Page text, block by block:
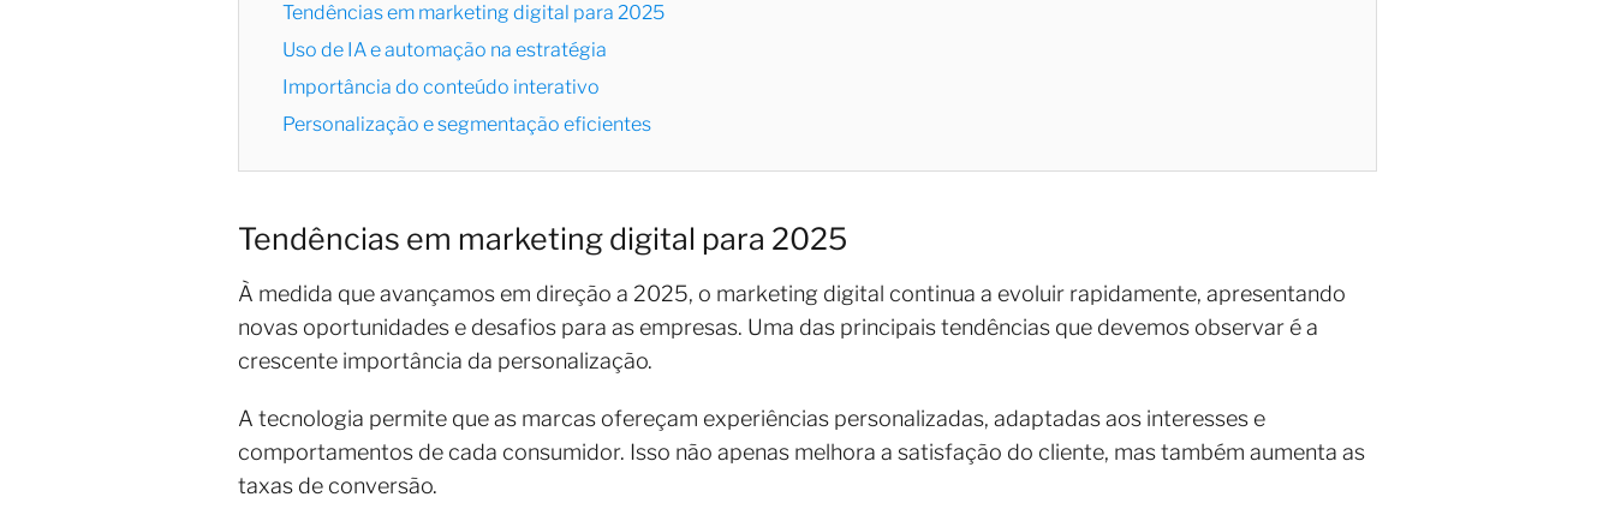
Tendências em marketing digital para 2025
Uso de IA e automação na estratégia
Importância do conteúdo interativo
Personalização e segmentação eficientes
Tendências em marketing digital para 2025
À medida que avançamos em direção a 2025, o marketing digital continua a evoluir rapidamente, apresentando
novas oportunidades e desafios para as empresas. Uma das principais tendências que devemos observar é a
crescente importância da personalização.
A tecnologia permite que as marcas ofereçam experiências personalizadas, adaptadas aos interesses e
comportamentos de cada consumidor. Isso não apenas melhora a satisfação do cliente, mas também aumenta as
taxas de conversão.